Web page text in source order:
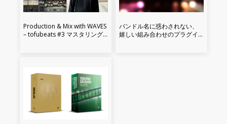
Production & Mix with WAVES
– tofubeats #3 マスタリング
バンドル名に惑わされない、
嬉しい組み合わせのプラグイ